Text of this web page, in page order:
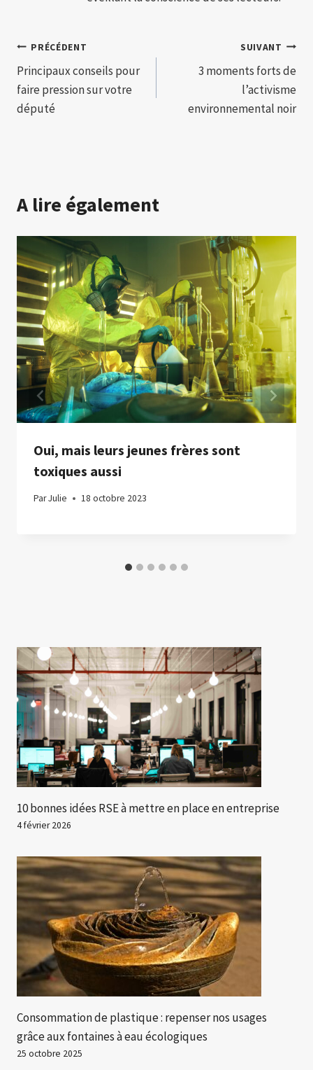
Navigation
de
l’article
PRÉCÉDENT
Principaux conseils pour
faire pression sur votre
député
SUIVANT
3 moments forts de
l’activisme
environnemental noir
A lire également
Oui, mais leurs jeunes frères sont
toxiques aussi
ParJulie 18 octobre 2023
10 bonnes idées RSE à mettre en place en entreprise
4 février 2026
Consommation de plastique : repenser nos usages
grâce aux fontaines à eau écologiques
25 octobre 2025